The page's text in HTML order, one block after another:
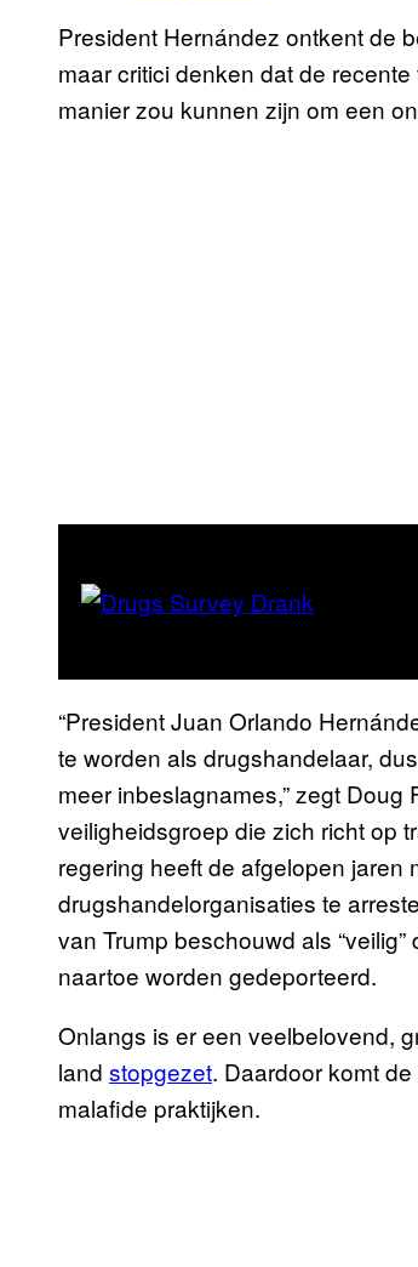
President Hernández ontkent de
maar critici denken dat de
manier zou kunnen zijn om een
“President Juan Orlando
te worden als drugshandelaar,
meer inbeslagnames,” zegt
veiligheidsgroep die zich richt op
regering heeft de afgelopen jaren
drugshandelorganisaties te
van Trump beschouwd als
naartoe worden gedeporteerd.
Onlangs is er een veelbelovend,
land stopgezet. Daardoor komt
malafide praktijken.